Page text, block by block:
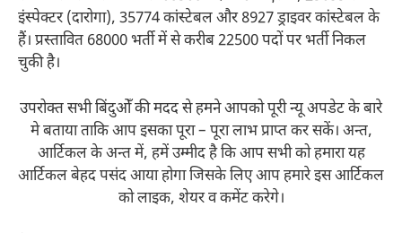
इंस्पेक्टर (दारोगा), 35774 कांस्टेबल और 8927 ड्राइवर कांस्टेबल के
हैं। प्रस्तावित 68000 भर्ती में से करीब 22500 पदों पर भर्ती निकल
चुकी है।
उपरोक्त सभी बिंदुओँ की मदद से हमने आपको पूरी न्यू अपडेट के बारे
मे बताया ताकि आप इसका पूरा – पूरा लाभ प्राप्त कर सकें। अन्त,
आर्टिकल के अन्त में, हमें उम्मीद है कि आप सभी को हमारा यह
आर्टिकल बेहद पसंद आया होगा जिसके लिए आप हमारे इस आर्टिकल
को लाइक, शेयर व कमेंट करेगे।